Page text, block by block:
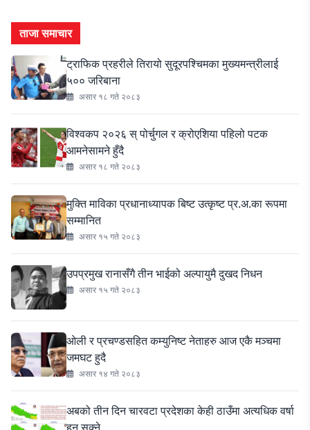
ताजा समाचार
ट्राफिक प्रहरीले तिरायो सुदूरपश्चिमका मुख्यमन्त्रीलाई
५०० जरिबाना
असार १८ गते २०८३
विश्वकप २०२६ स् पोर्चुगल र क्रोएशिया पहिलो पटक
आमनेसामने हुँदै
असार १८ गते २०८३
मुक्ति माविका प्रधानाध्यापक बिष्ट उत्कृष्ट प्र.अ.का रूपमा
सम्मानित
असार १५ गते २०८३
उपप्रमुख रानासँगै तीन भाईको अल्पायुमै दुखद निधन
असार १५ गते २०८३
ओली र प्रचण्डसहित कम्युनिष्ट नेताहरु आज एकै मञ्चमा
जमघट हुदै
असार १४ गते २०८३
अबको तीन दिन चारवटा प्रदेशका केही ठाउँमा अत्यधिक वर्षा